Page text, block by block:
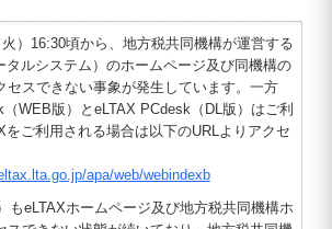
）16:30頃から、地方税共同機構が運営する
タルシステム）のホームページ及び同機構の
セスできない事象が発生しています。一方
WEB版）とeLTAX PCdesk（DL版）はご利
をご利用される場合は以下のURLよりアクセ
apa/web/webindexb
もeLTAXホームページ及び地方税共同機構ホ